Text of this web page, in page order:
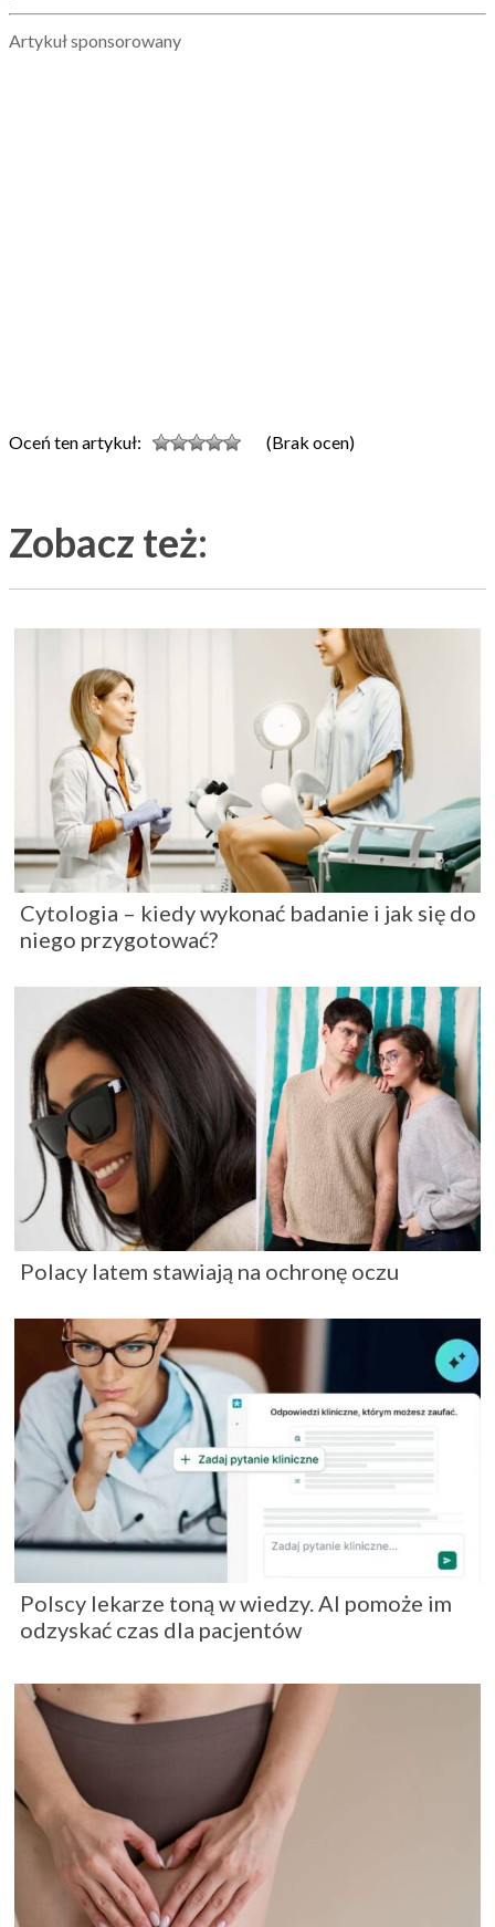
Artykuł sponsorowany
Oceń ten artykuł: (Brak ocen)
Zobacz też:
Cytologia – kiedy wykonać badanie i jak się do
niego przygotować?
Polacy latem stawiają na ochronę oczu
Polscy lekarze toną w wiedzy. AI pomoże im
odzyskać czas dla pacjentów